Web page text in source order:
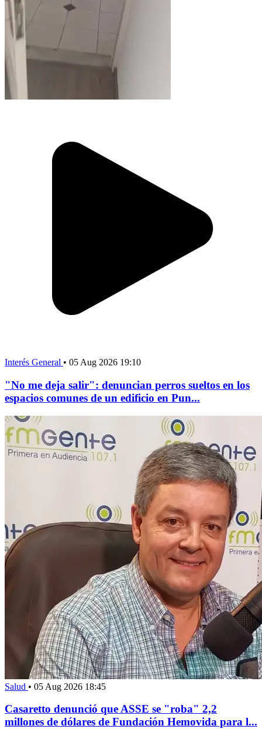
Interés General • 05 Aug 2026 19:10
"No me deja salir": denuncian perros sueltos en los
espacios comunes de un edificio en Pun...
Salud • 05 Aug 2026 18:45
Casaretto denunció que ASSE se "roba" 2,2
millones de dólares de Fundación Hemovida para l...